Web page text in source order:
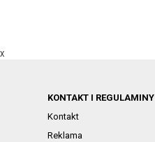
X
KONTAKT I REGULAMINY
Kontakt
Reklama